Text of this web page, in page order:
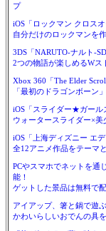
プ
iOS「ロックマン クロス
自分だけのロックマンを
3DS「NARUTO-ナルト-
2つの物語が楽しめるWス
Xbox 360「The Elder
「最初のドラゴンボーン
iOS「スライダー★ガール
ウォータースライダー×
iOS「上海ディズニー エ
全12アニメ作品をテーマ
PCやスマホでネットを通
能！
ゲットした景品は無料で
アイアップ、箸と鍋で遊
かわいらしいおでんの具